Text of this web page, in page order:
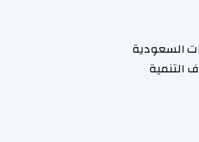
السعودية
التنمية